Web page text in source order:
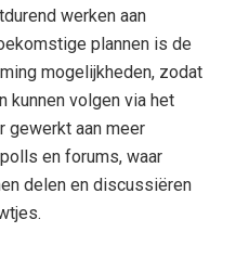
werken aan
plannen is de
mogelijkheden, zodat
kunnen volgen via het
gewerkt aan meer
en forums, waar
delen en discussiëren